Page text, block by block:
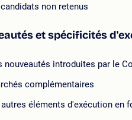
non retenus
et spécificités
nouveautés introduites par le
complémentaires
autres éléments d'exécution en